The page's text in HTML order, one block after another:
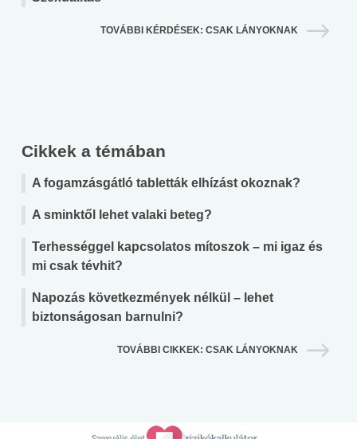
TOVÁBBI KÉRDÉSEK: CSAK LÁNYOKNAK
Cikkek a témában
A fogamzásgátló tabletták elhízást okoznak?
A sminktől lehet valaki beteg?
Terhességgel kapcsolatos mítoszok – mi igaz és
mi csak tévhit?
Napozás következmények nélkül – lehet
biztonságosan barnulni?
TOVÁBBI CIKKEK: CSAK LÁNYOKNAK